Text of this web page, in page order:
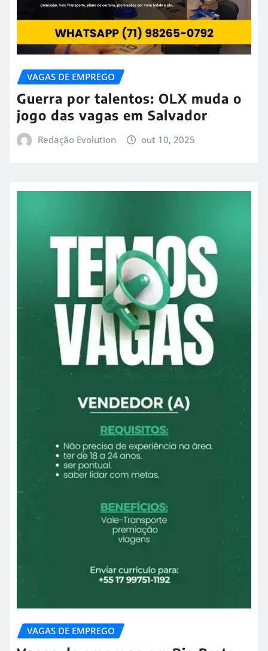
VAGAS DE EMPREGO
Guerra por talentos: OLX muda o
jogo das vagas em Salvador
Redação Evolution out 10, 2025
VAGAS DE EMPREGO